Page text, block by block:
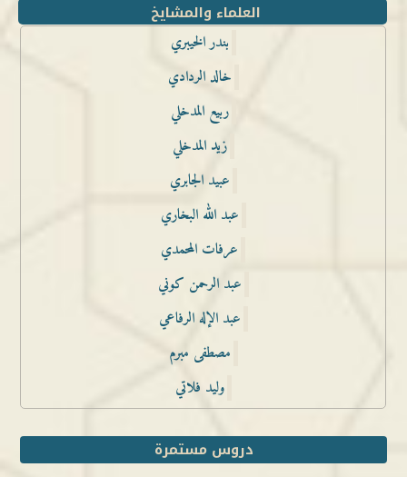
العلماء والمشايخ
بندر الخيبري
خالد الردادي
ربيع المدخلي
زيد المدخلي
عبيد الجابري
عبد الله البخاري
عرفات المحمدي
عبد الرحمن كوني
عبد الإله الرفاعي
مصطفى مبرم
وليد فلاتي
دروس مستمرة